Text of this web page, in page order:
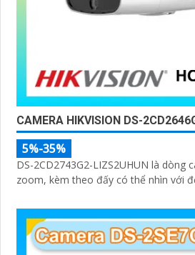
CAMERA HIKVISION DS-
5%-35%
DS-2CD2743G2-LIZS2UHUN là
zoom, kèm theo đấy có thể nhìn với